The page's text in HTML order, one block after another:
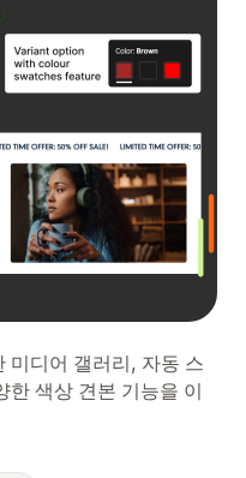
미디어 갤러리, 자동 스
한 색상 견본 기능을 이